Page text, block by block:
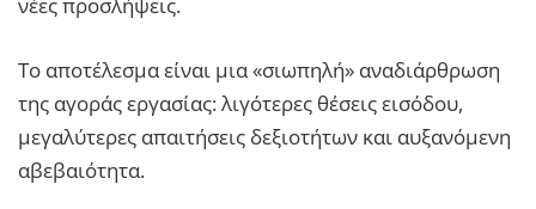
νέες προσλήψεις.
Το αποτέλεσμα είναι μια «σιωπηλή» αναδιάρθρωση
της αγοράς εργασίας: λιγότερες θέσεις εισόδου,
μεγαλύτερες απαιτήσεις δεξιοτήτων και αυξανόμενη
αβεβαιότητα.